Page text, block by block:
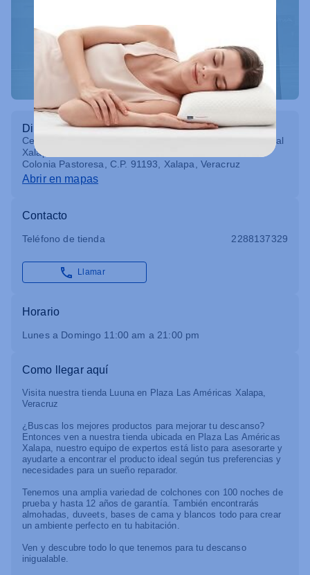
Dirección
Centro Comercial Las Américas Xalapa. Carretera Federal
Xalapa - Veracruz KM 2.5, No. 680, Local 16 Zona C,
Colonia Pastoresa, C.P. 91193, Xalapa, Veracruz
Abrir en mapas
Contacto
Teléfono de tienda 2288137329
Llamar
Horario
Lunes a Domingo 11:00 am a 21:00 pm
Como llegar aquí
Visita nuestra tienda Luuna en Plaza Las Américas Xalapa,
Veracruz
¿Buscas los mejores productos para mejorar tu descanso?
Entonces ven a nuestra tienda ubicada en Plaza Las Américas
Xalapa, nuestro equipo de expertos está listo para asesorarte y
ayudarte a encontrar el producto ideal según tus preferencias y
necesidades para un sueño reparador.
Tenemos una amplia variedad de colchones con 100 noches de
prueba y hasta 12 años de garantía. También encontrarás
almohadas, duveets, bases de cama y blancos todo para crear
un ambiente perfecto en tu habitación.
Ven y descubre todo lo que tenemos para tu descanso
inigualable.